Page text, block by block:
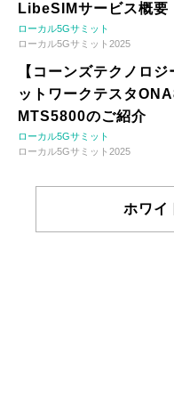
LibeSIMサービス概要
ローカル5Gサミット
ローカル5Gサミット2025
【コーンズテクノロ
ットワークテスタ
MTS5800のご紹介
ローカル5Gサミット
ローカル5Gサミット2025
ホワイ